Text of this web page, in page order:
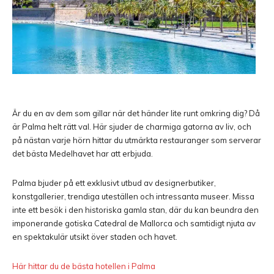
Är du en av dem som gillar när det händer lite runt omkring dig? Då
ärPalma helt rätt val. Här sjuder de charmiga gatorna av liv, och
på nästan varje hörn hittar du utmärkta restauranger som serverar
det bästa Medelhavet har att erbjuda.
Palma bjuder på ett exklusivt utbud av designerbutiker,
konstgallerier, trendiga uteställen och intressanta museer. Missa
inte ett besök i den historiska gamla stan, där du kan beundra den
imponerande gotiska Catedral de Mallorca och samtidigt njuta av
en spektakulär utsikt över staden och havet.
Här hittar du de bästa hotellen i Palma